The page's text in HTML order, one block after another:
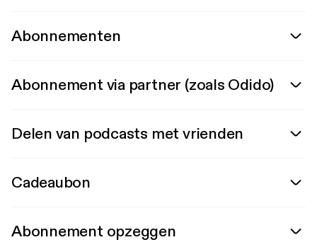
Abonnementen
Abonnement via partner (zoals Odido)
Delen van podcasts met vrienden
Cadeaubon
Abonnement opzeggen